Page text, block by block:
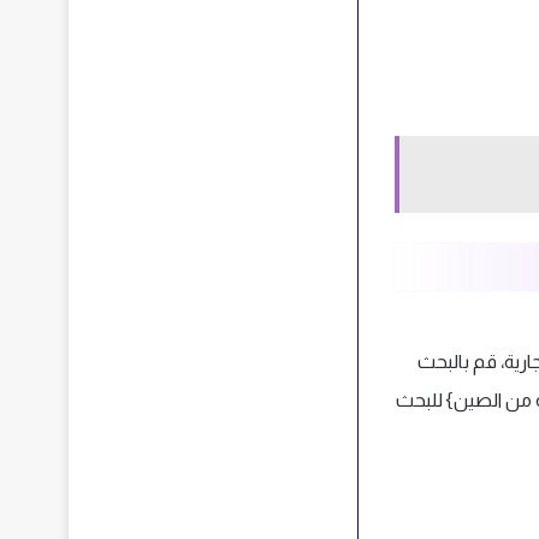
قم بالبحث
من الصين} للبحث